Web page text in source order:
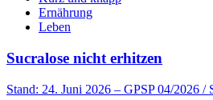
Ernährung
Leben
Sucralose nicht erhitzen
Stand: 24. Juni 2026 – GPSP 04/2026 /